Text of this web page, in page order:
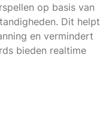
op basis van
Dit helpt
en vermindert
bieden realtime